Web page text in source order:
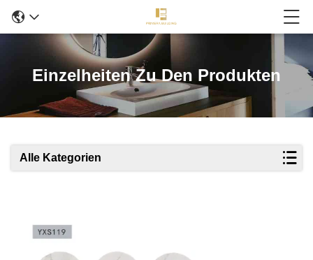
Einzelheiten Zu Den Produkten
Alle Kategorien